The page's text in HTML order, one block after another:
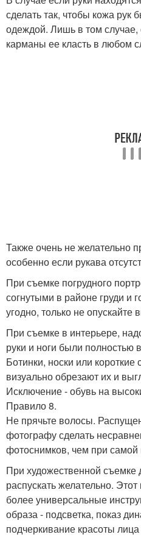
сделать так, чтобы кожа рук
одеждой. Лишь в том случае,
карманы ее класть в любом
Также очень не желательно
особенно если рукава
При съемке погрудного
согнутыми в районе груди и
угодно, только не опускайте
При съемке в интерьере,
руки и ноги были полностью
Ботинки, носки или
визуально обрезают их и
Исключение - обувь на
Правило 8.
Не прячьте волосы.
фотографу сделать
фотоснимков, чем при самой
При художественной
распускать желательно.
более универсальные
образа - подсветка, показ
подчеркивание красоты